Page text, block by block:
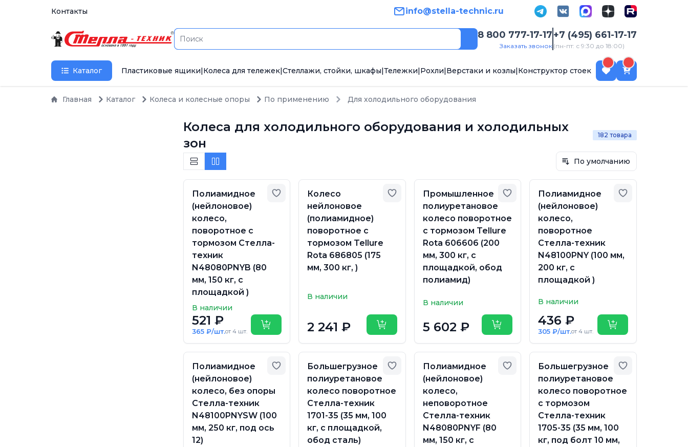
Контакты info@stella-technic.ru
8 800 777-17-17
Заказать звонок
+7 (495) 661-17-17
(пн-пт: с 9:30 до 18:00)
Каталог Пластиковые ящики|Колеса для тележек|Стеллажи, стойки, шкафы|Тележки|Рохли|Верстаки и козлы|Конструктор стоек
Главная Каталог Колеса и колесные опоры По применению Для холодильного оборудования
Колеса для холодильного оборудования и холодильных
зон
182 товара
По умолчанию
Добавить в избранное
Полиамидное
(нейлоновое)
колесо,
поворотное с
тормозом Стелла-
техник
N48080PNYB (80
мм, 150 кг, с
площадкой )
В наличии
521 ₽
365 ₽/шт.от 4 шт. Купить
Добавить в избранное
Колесо
нейлоновое
(полиамидное)
поворотное с
тормозом Tellure
Rota 686805 (175
мм, 300 кг, )
В наличии
2 241 ₽ Купить
Добавить в избранное
Промышленное
полиуретановое
колесо поворотное
с тормозом Tellure
Rota 606606 (200
мм, 300 кг, с
площадкой, обод
полиамид)
В наличии
5 602 ₽ Купить
Добавить в
Полиамидное
(нейлоновое)
колесо,
поворотное
Стелла-техник
N48100PNY (100 мм,
200 кг, с
площадкой )
В наличии
436 ₽
305 ₽/шт.от 4 шт. Купить
Добавить в избранное
Полиамидное
(нейлоновое)
колесо, без опоры
Стелла-техник
N48100PNYSW (100
мм, 250 кг, под ось
12)
Добавить в избранное
Большегрузное
полиуретановое
колесо поворотное
Стелла-техник
1701-35 (35 мм, 100
кг, с площадкой,
обод сталь)
Добавить в избранное
Полиамидное
(нейлоновое)
колесо,
неповоротное
Стелла-техник
N48080PNYF (80
мм, 150 кг, с
Добавить в
Большегрузное
полиуретановое
колесо поворотное
с тормозом
Стелла-техник
1705-35 (35 мм, 100
кг, под болт 10 мм,